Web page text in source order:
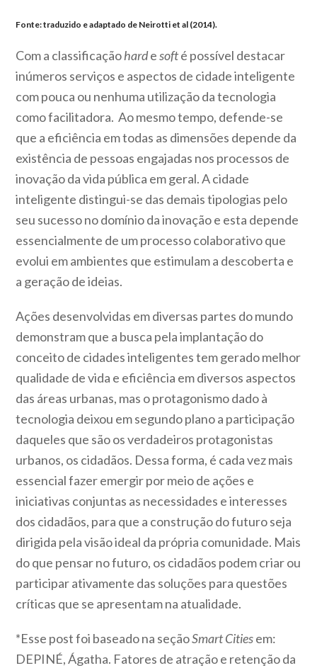
Fonte: traduzido e adaptado de Neirotti et al (2014).
Com a classificaçãohardesofté possível destacar
inúmeros serviços e aspectos de cidade inteligente
com pouca ou nenhuma utilização da tecnologia
como facilitadora. Ao mesmo tempo, defende-se
que a eficiência em todas as dimensões depende da
existência de pessoas engajadas nos processos de
inovação da vida pública em geral. A cidade
inteligente distingui-se das demais tipologias pelo
seu sucesso no domínio da inovação e esta depende
essencialmente de um processo colaborativo que
evolui em ambientes que estimulam a descoberta e
a geração de ideias.
Ações desenvolvidas em diversas partes do mundo
demonstram que a busca pela implantação do
conceito de cidades inteligentes tem gerado melhor
qualidade de vida e eficiência em diversos aspectos
das áreas urbanas, mas o protagonismo dado à
tecnologia deixou em segundo plano a participação
daqueles que são os verdadeiros protagonistas
urbanos, os cidadãos. Dessa forma, é cada vez mais
essencial fazer emergir por meio de ações e
iniciativas conjuntas as necessidades e interesses
dos cidadãos, para que a construção do futuro seja
dirigida pela visão ideal da própria comunidade. Mais
do que pensar no futuro, os cidadãos podem criar ou
participar ativamente das soluções para questões
críticas que se apresentam na atualidade.
*Esse post foi baseado na seçãoSmart Citiesem:
DEPINÉ, Ágatha. Fatores de atração e retenção da